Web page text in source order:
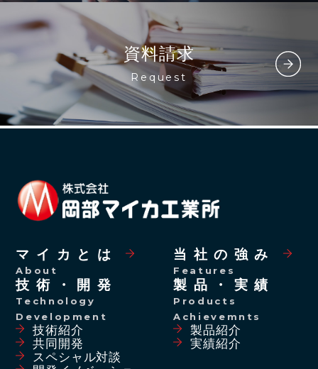
資料請求
Request
マイカとは
About
当社の強み
Features
技術・開発
Technology
Development
技術紹介
共同開発
スペシャル対談
製品・実績
Products
Achievemnts
製品紹介
実績紹介